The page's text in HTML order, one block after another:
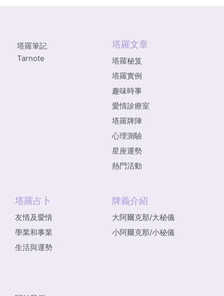
塔羅筆記
Tarnote
塔羅文章
塔羅秘笈
塔羅實例
趣味時事
愛情診療室
塔羅牌陣
心理測驗
星座運勢
熱門活動
塔羅占卜
友情及愛情
學業和事業
生活與運勢
牌義介紹
大阿爾克那/大秘儀
小阿爾克那/小秘儀